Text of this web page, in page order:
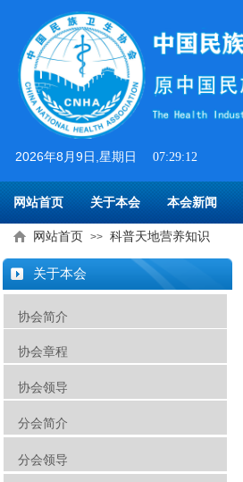
2026年8 月9日 ,星期日 07:29:12
网站首页 关于本会 本会新闻
协会领导
分会简介
协会简介
协会章程
关于本会
网站首页 >> 科普天地营养知识
分会领导